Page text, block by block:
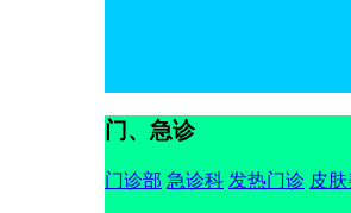
门、急诊
门诊部 急诊科 发热门诊 皮